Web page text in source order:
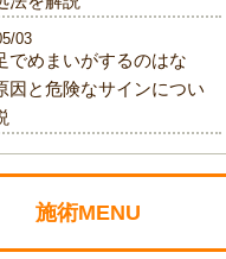
でめまいがするのはな
因と危険なサインについ
03
施術MENU